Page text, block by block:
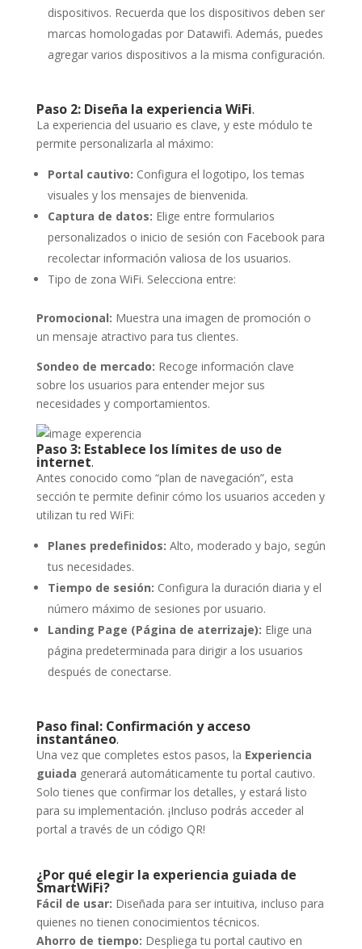
dispositivos. Recuerda que los dispositivos deben ser
marcas homologadas por Datawifi. Además, puedes
agregar varios dispositivos a la misma configuración.
Paso 2: Diseña la experiencia WiFi.
La experiencia del usuario es clave, y este módulo te
permite personalizarla al máximo:
Portal cautivo: Configura el logotipo, los temas
visuales y los mensajes de bienvenida.
Captura de datos: Elige entre formularios
personalizados o inicio de sesión con Facebook para
recolectar información valiosa de los usuarios.
Tipo de zona WiFi. Selecciona entre:
Promocional: Muestra una imagen de promoción o
un mensaje atractivo para tus clientes.
Sondeo de mercado: Recoge información clave
sobre los usuarios para entender mejor sus
necesidades y comportamientos.
Paso 3: Establece los límites de uso de
internet.
Antes conocido como “plan de navegación”, esta
sección te permite definir cómo los usuarios acceden y
utilizan tu red WiFi:
Planes predefinidos: Alto, moderado y bajo, según
tus necesidades.
Tiempo de sesión: Configura la duración diaria y el
número máximo de sesiones por usuario.
Landing Page (Página de aterrizaje): Elige una
página predeterminada para dirigir a los usuarios
después de conectarse.
Paso final: Confirmación y acceso
instantáneo.
Una vez que completes estos pasos, la Experiencia
guiada generará automáticamente tu portal cautivo.
Solo tienes que confirmar los detalles, y estará listo
para su implementación. ¡Incluso podrás acceder al
portal a través de un código QR!
¿Por qué elegir la experiencia guiada de
SmartWiFi?
Fácil de usar: Diseñada para ser intuitiva, incluso para
quienes no tienen conocimientos técnicos.
Ahorro de tiempo: Despliega tu portal cautivo en